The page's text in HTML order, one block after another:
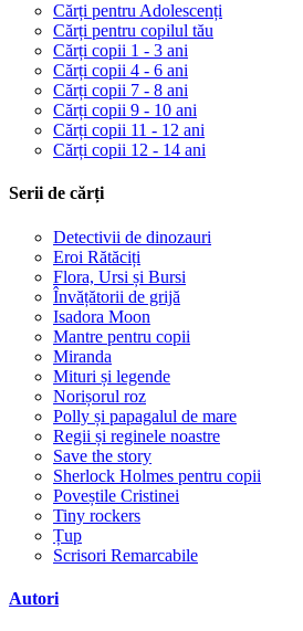
Cărți pentru Adolescenți
Cărți pentru copilul tău
Cărți copii 1 - 3 ani
Cărți copii 4 - 6 ani
Cărți copii 7 - 8 ani
Cărți copii 9 - 10 ani
Cărți copii 11 - 12 ani
Cărți copii 12 - 14 ani
Serii de cărți
Detectivii de dinozauri
Eroi Rătăciți
Flora, Ursi și Bursi
Învățătorii de grijă
Isadora Moon
Mantre pentru copii
Miranda
Mituri și legende
Norișorul roz
Polly și papagalul de mare
Regii și reginele noastre
Save the story
Sherlock Holmes pentru copii
Poveștile Cristinei
Tiny rockers
Țup
Scrisori Remarcabile
Autori